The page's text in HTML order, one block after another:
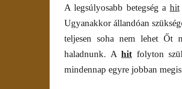
A legsúlyosabb betegség a hit
Ugyanakkor állandóan
teljesen soha nem lehet Őt
haladnunk. A hitfolyton
mindennap egyre jobban